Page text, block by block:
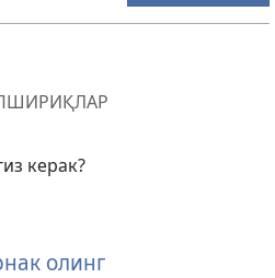
керак?
олинг